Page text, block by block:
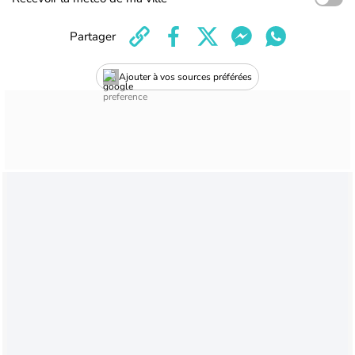
Ajouter à vos sources préférées
Partager